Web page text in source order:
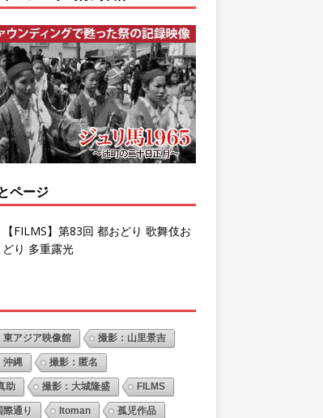
ページ
【FILMS】第83回 都おどり 歌舞伎お
どり 多重露光
東アジア映像館 撮影：山里景吉
沖縄 撮影：匿名
助 撮影：大城隆盛 FILMS
際通り Itoman 孤児作品